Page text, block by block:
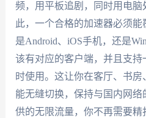
频，用平板追剧，同时用电脑
此，一个合格的加速器必须
是Android、iOS手机，还是
该有对应的客户端，并且支持
时使用。这让你在客厅、书
能无缝切换，保持与国内网
供的无限流量，你不再需要